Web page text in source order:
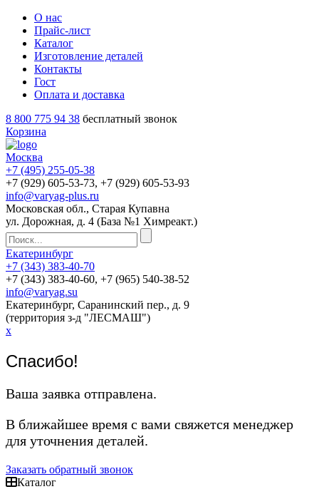
О нас
Прайс-лист
Каталог
Изготовление деталей
Контакты
Гост
Оплата и доставка
8 800 775 94 38 бесплатный звонок
Корзина
Москва
+7 (495) 255-05-38
+7 (929) 605-53-73, +7 (929) 605-53-93
info@varyag-plus.ru
Московская обл., Старая Купавна
ул. Дорожная, д. 4 (База №1 Химреакт.)
Екатеринбург
+7 (343) 383-40-70
+7 (343) 383-40-60, +7 (965) 540-38-52
info@varyag.su
Екатеринбург, Саранинский пер., д. 9
(территория з-д "ЛЕСМАШ")
x
Спасибо!
Ваша заявка отправлена.
В ближайшее время с вами свяжется менеджер
для уточнения деталей.
Заказать обратный звонок
Каталог